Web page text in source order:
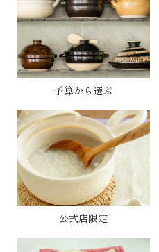
予算から選ぶ
公式店限定